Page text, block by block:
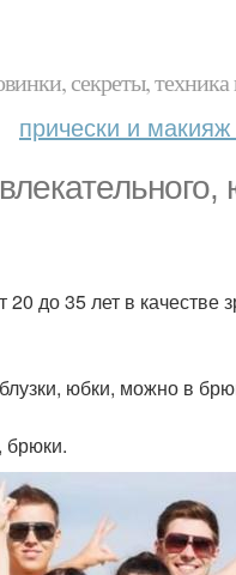
секреты, техника
прически и
до 35 лет в качестве
юбки, можно в
брюки.